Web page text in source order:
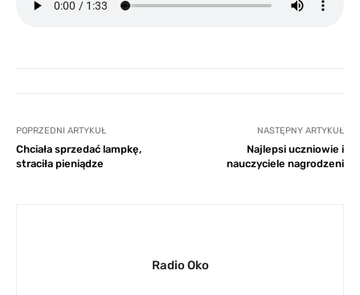
POPRZEDNI ARTYKUŁ
Chciała sprzedać lampkę,
straciła pieniądze
NASTĘPNY ARTYKUŁ
Najlepsi uczniowie i
nauczyciele nagrodzeni
Radio Oko